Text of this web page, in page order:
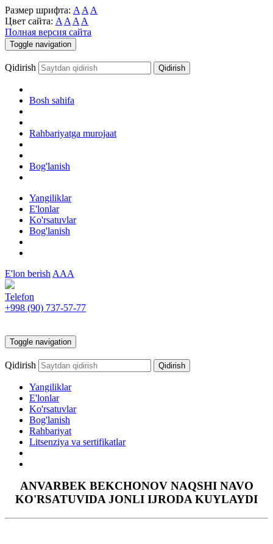
Размер шрифта: A A A
Цвет сайта: A A A A
Полная версия сайта
Toggle navigation
Qidirish
Bosh sahifa
Rahbariyatga murojaat
Bog'lanish
Yangiliklar
E'lonlar
Ko'rsatuvlar
Bog'lanish
E'lon berish AAA
Telefon
+998 (90) 737-57-77
Toggle navigation
Qidirish
Yangiliklar
E'lonlar
Ko'rsatuvlar
Bog'lanish
Rahbariyat
Litsenziya va sertifikatlar
ANVARBEK BEKCHONOV NAQSHI NAVO
KO'RSATUVIDA JONLI IJRODA KUYLAYDI